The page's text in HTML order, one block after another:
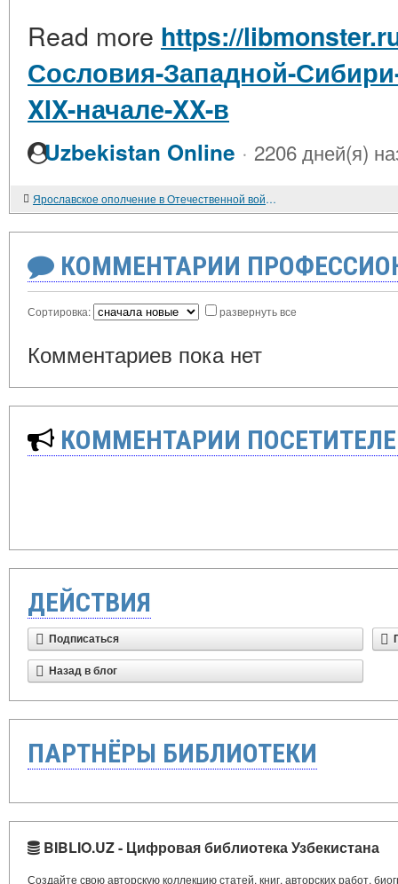
Read more https://
Сословия-Западной-
XIX-начале-XX-в
Uzbekistan Online · 2206 дней(я)
Ярославское ополчение в Отечественной войне 1812 г.
КОММЕНТАРИИ
Сортировка: развернуть все
Комментариев пока нет
КОММЕНТАРИИ
ДЕЙСТВИЯ
Подписаться
Назад в блог
ПАРТНЁРЫ БИБЛИОТЕКИ
BIBLIO.UZ - Цифровая библиотека Узбекистана
Создайте свою авторскую коллекцию статей, книг, авторских работ,